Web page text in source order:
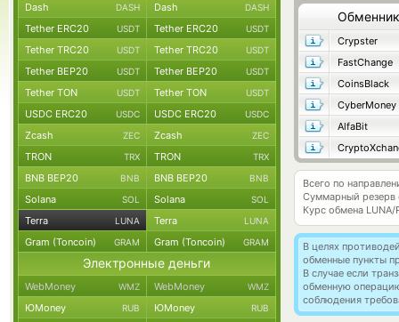
Обменник
Crypster
FastChange
CoinsBlack
CyberMoney
AlfaBit
Всего по
Суммарный резерв
Курс обмена LUNA/
В целях
обменные пункты
В случае если
обменную
соблюдения
Dash DASH Dash DASH
Tether ERC20 USDT Tether ERC20 USDT
Tether TRC20 USDT Tether TRC20 USDT
Tether BEP20 USDT Tether BEP20 USDT
Tether TON USDT Tether TON USDT
USDC ERC20 USDC USDC ERC20 USDC
Zcash ZEC Zcash ZEC
TRON TRX TRON TRX
BNB BEP20 BNB BNB BEP20 BNB
Solana SOL Solana SOL
Terra LUNA Terra LUNA
Gram (Toncoin) GRAM Gram (Toncoin) GRAM
Электронные деньги
WebMoney WMZ WebMoney WMZ
ЮMoney RUB ЮMoney RUB